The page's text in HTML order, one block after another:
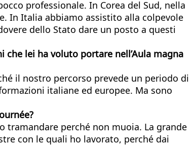
professionale. In Corea del Sud, nella
In Italia abbiamo assistito alla colpevole
dello Stato dare un posto a questi
lei ha voluto portare nell’Aula magna
il nostro percorso prevede un periodo di
italiane ed europee. Ma sono
tramandare perché non muoia. La grande
con le quali ho lavorato, perché dai